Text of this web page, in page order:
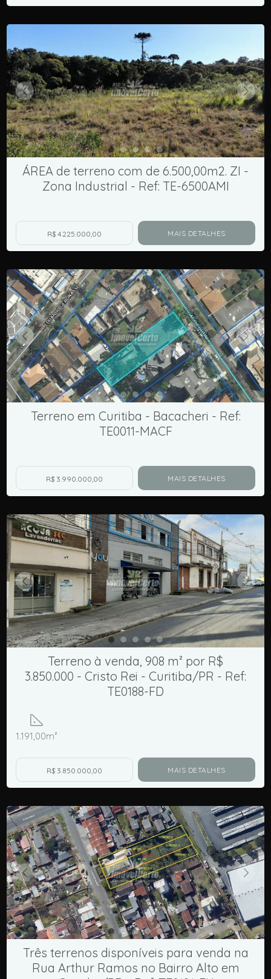
ÁREA de terreno com de 6.500,00m2. ZI -
Zona Industrial - Ref: TE-6500AMI
R$ 4.225.000,00 MAIS DETALHES
Terreno em Curitiba - Bacacheri - Ref:
TE0011-MACF
R$ 3.990.000,00 MAIS DETALHES
Terreno à venda, 908 m² por R$
3.850.000 - Cristo Rei - Curitiba/PR - Ref:
TE0188-FD
1.191,00m²
R$ 3.850.000,00 MAIS DETALHES
Três terrenos disponíveis para venda na
Rua Arthur Ramos no Bairro Alto em